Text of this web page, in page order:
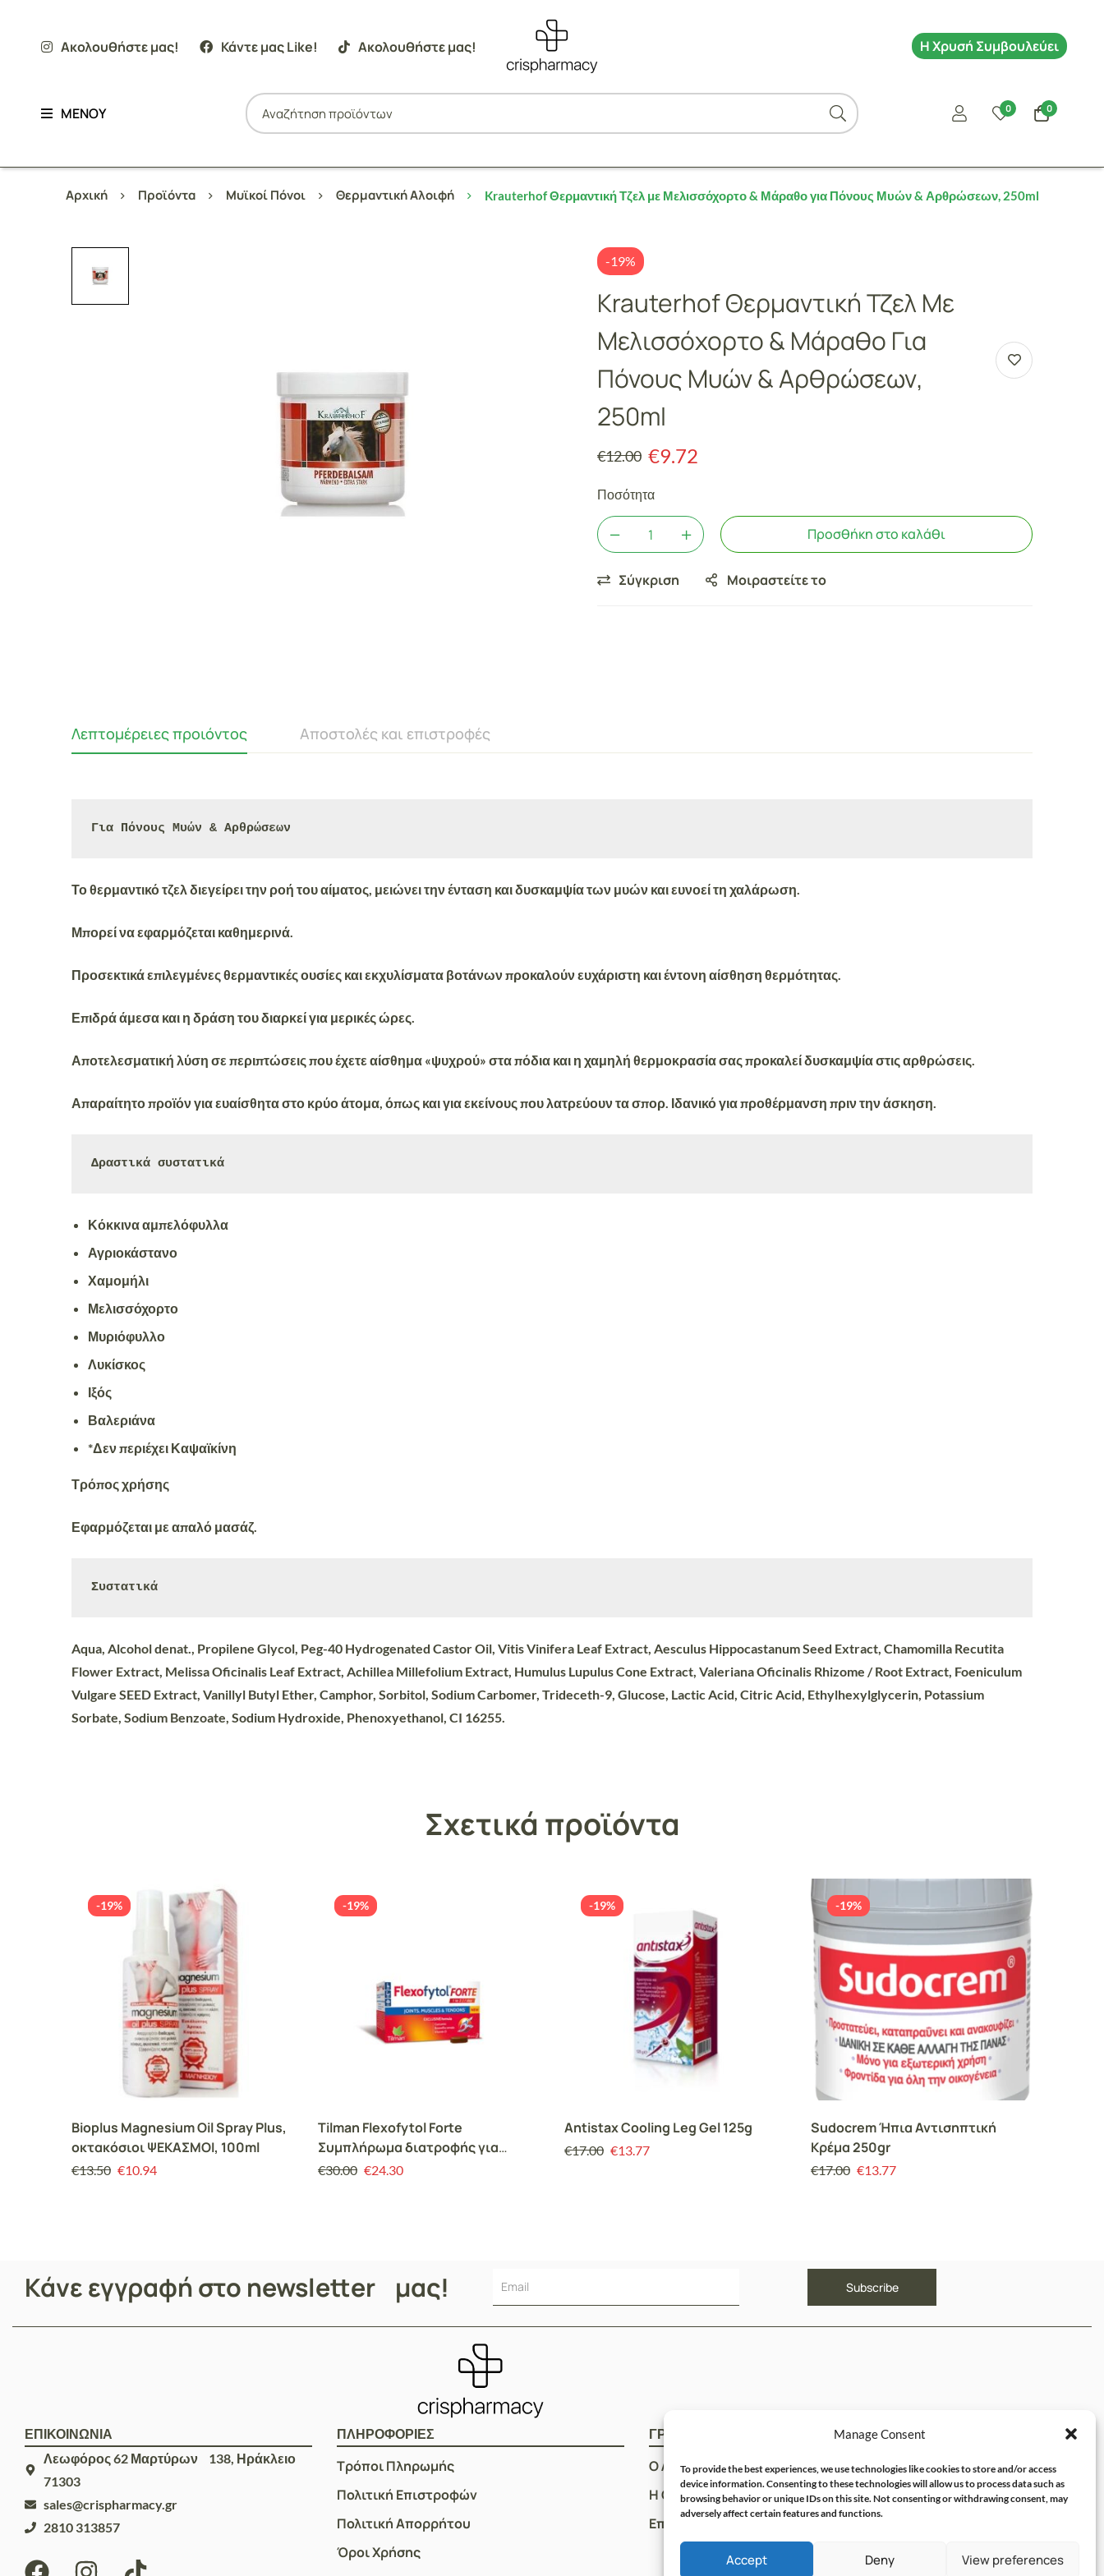
Manage Consent
To provide the best experiences, we use technologies like cookies to store and/or access
device information. Consenting to these technologies will allow us to process data such as
browsing behavior or unique IDs on this site. Not consenting or withdrawing consent, may
adversely affect certain features and functions.
Accept Deny View preferences
ΜΕΝΟΥ 0 0
Ακολουθήστε μας! Κάντε μας Like! Ακολουθήστε μας! Η Χρυσή Συμβουλεύει
Αρχική Προϊόντα Μυϊκοί Πόνοι Θερμαντική Αλοιφή Krauterhof Θερμαντική Τζελ με Μελισσόχορτο & Μάραθο για Πόνους Μυών & Αρθρώσεων, 250ml
-19%
Krauterhof Θερμαντική Τζελ Με
Μελισσόχορτο & Μάραθο Για
Πόνους Μυών & Αρθρώσεων,
250ml
€12.00 €9.72
Ποσότητα
Προσθήκη στο καλάθι
Σύγκριση Μοιραστείτε το
Λεπτομέρειες προιόντος Αποστολές και επιστροφές
Για Πόνους Μυών & Αρθρώσεων
Τοθερμαντικό τζελδιεγείρει την ροή του αίματος, μειώνει την ένταση καιδυσκαμψία των μυών και ευνοεί τη χαλάρωση.
Μπορεί να εφαρμόζεται καθημερινά.
Προσεκτικά επιλεγμένεςθερμαντικές ουσίες και εκχυλίσματα βοτάνωνπροκαλούν ευχάριστη και έντονη αίσθηση θερμότητας.
Επιδρά άμεσα και η δράση του διαρκεί για μερικές ώρες.
Αποτελεσματική λύση σε περιπτώσεις που έχετε αίσθημα «ψυχρού» στα πόδια και η χαμηλή θερμοκρασία σας προκαλείδυσκαμψία στις αρθρώσεις.
Απαραίτητο προϊόνγια ευαίσθητα στο κρύο άτομα, όπως και για εκείνους που λατρεύουν τα σπορ. Ιδανικό για προθέρμανση πριν την άσκηση.
Δραστικά συστατικά
Κόκκινα αμπελόφυλλα
Αγριοκάστανο
Χαμομήλι
Μελισσόχορτο
Μυριόφυλλο
Λυκίσκος
Ιξός
Βαλεριάνα
*Δεν περιέχει Καψαϊκίνη
Τρόπος χρήσης
Εφαρμόζεται με απαλό μασάζ.
Συστατικά
Aqua, Alcohol denat., Propilene Glycol, Peg-40 Hydrogenated Castor Oil, Vitis Vinifera Leaf Extract, Aesculus Hippocastanum Seed Extract, Chamomilla Recutita
Flower Extract, Melissa Oficinalis Leaf Extract, Achillea Millefolium Extract, Humulus Lupulus Cone Extract, Valeriana Oficinalis Rhizome / Root Extract, Foeniculum
Vulgare SEED Extract, Vanillyl Butyl Ether, Camphor, Sorbitol, Sodium Carbomer, Trideceth-9, Glucose, Lactic Acid, Citric Acid, Ethylhexylglycerin, Potassium
Sorbate, Sodium Benzoate, Sodium Hydroxide, Phenoxyethanol, CI 16255.
Σχετικά προϊόντα
-19%
Bioplus Magnesium Oil Spray Plus,
οκτακόσιοι ΨΕΚΑΣΜΟΙ, 100ml
€13.50 €10.94
-19%
Tilman Flexofytol Forte
Συμπλήρωμα διατροφής για
Αρθρώσεις, Μύες και Τένοντες (28
€30.00 €24.30
-19%
Antistax Cooling Leg Gel 125g
€17.00 €13.77
-19%
Sudocrem Ήπια Αντισηπτική
Κρέμα 250gr
€17.00 €13.77
Κάνε εγγραφή στο newsletter μας!
ΕΠΙΚΟΙΝΩΝΙΑ
Λεωφόρος 62 Μαρτύρων 138, Ηράκλειο
71303
sales@crispharmacy.gr
2810 313857
ΠΛΗΡΟΦΟΡΙΕΣ
Τρόποι Πληρωμής
Πολιτική Επιστροφών
Πολιτική Απορρήτου
Όροι Χρήσης
ΓΡΗΓΟΡOI ΣΥΝΔΕΣΜΟΙ
Ο Λογαριασμός μου
Η Ομάδα μας
Επικοινωνία